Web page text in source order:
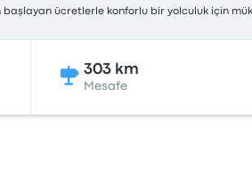
başlayan ücretlerle konforlu bir yolculuk için
303 km
Mesafe